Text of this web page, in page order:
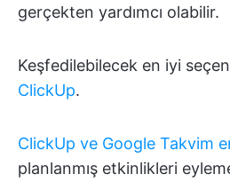
gerçekten yardımcı olabilir.
Keşfedilebilecek en iyi
ClickUp.
ClickUp ve Google Takvim
planlanmış etkinlikleri